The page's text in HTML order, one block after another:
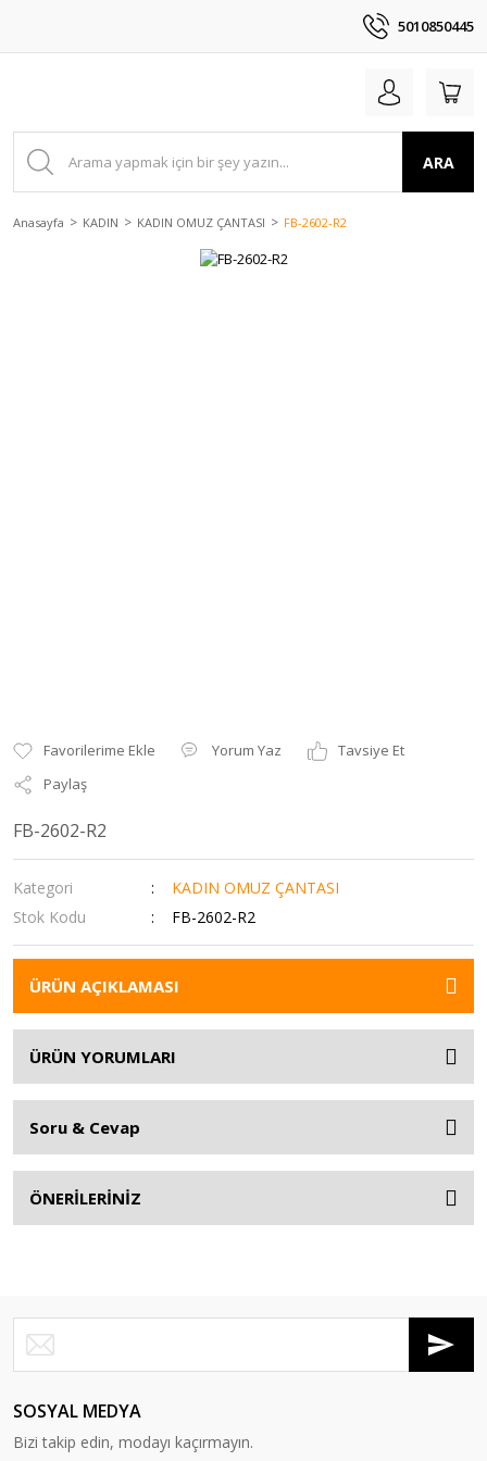
5010850445
ARA
Anasayfa KADIN KADIN OMUZ ÇANTASI FB-2602-R2
Yorum Yaz
Tavsiye Et
Paylaş
FB-2602-R2
Kategori
KADIN OMUZ ÇANTASI
Stok Kodu
FB-2602-R2
ÜRÜN AÇIKLAMASI
ÜRÜN YORUMLARI
Soru & Cevap
ÖNERİLERİNİZ
SOSYAL MEDYA
Bizi takip edin, modayı kaçırmayın.